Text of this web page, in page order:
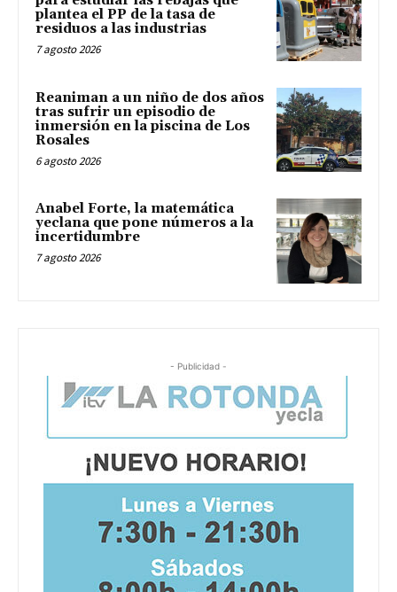
plantea el PP de la tasa de
residuos a las industrias
7 agosto 2026
Reaniman a un niño de dos años
tras sufrir un episodio de
inmersión en la piscina de Los
Rosales
6 agosto 2026
Anabel Forte, la matemática
yeclana que pone números a la
incertidumbre
7 agosto 2026
- Publicidad -